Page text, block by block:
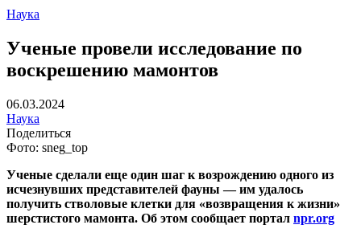
Наука
Ученые провели исследование по
воскрешению мамонтов
06.03.2024
Наука
Поделиться
Фото: sneg_top
Ученые сделали еще один шаг к возрождению одного из
исчезнувших представителей фауны — им удалось
получить стволовые клетки для «возвращения к жизни»
шерстистого мамонта. Об этом сообщает портал npr.org